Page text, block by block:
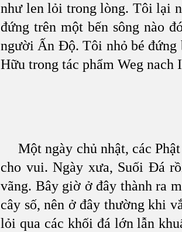
như len lỏi trong lòng. Tôi lại
đứng trên một bến sông nào
người Ấn Độ. Tôi nhỏ bé đứng
Hữu trong tác phẩm Weg
Một ngày chủ nhật, các
cho vui. Ngày xưa, Suối Đá
vãng. Bây giờ ở đây thành ra
cây số, nên ở đây thường khi
lỏi qua các khối đá lớn lẫn